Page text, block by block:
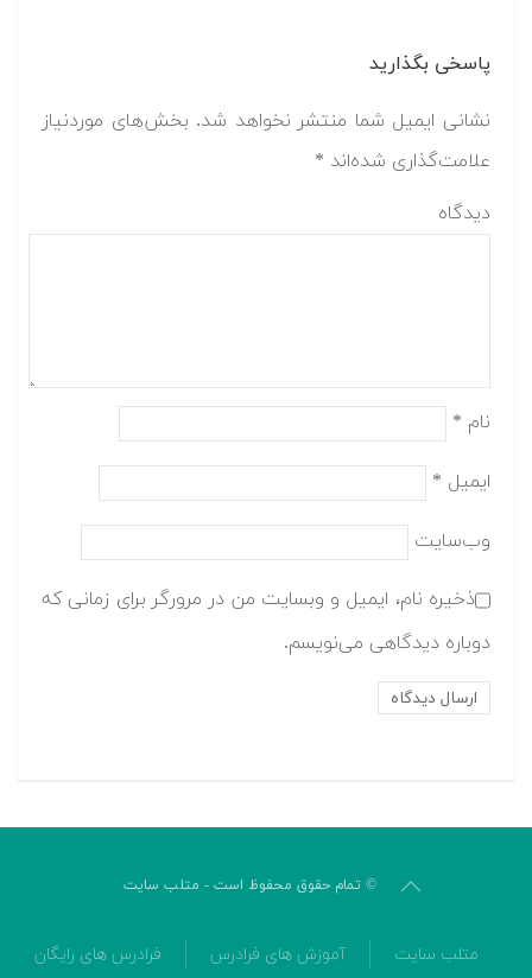
پاسخی بگذارید
نشانی ایمیل شما منتشر نخواهد شد. بخش‌های موردنیاز
علامت‌گذاری شده‌اند *
دیدگاه
نام *
ایمیل *
وب‌سایت
ذخیره نام، ایمیل و وبسایت من در مرورگر برای زمانی که
دوباره دیدگاهی می‌نویسم.
© تمام حقوق محفوظ است - متلب سایت
متلب سایت آموزش های فرادرس فرادرس های رایگان